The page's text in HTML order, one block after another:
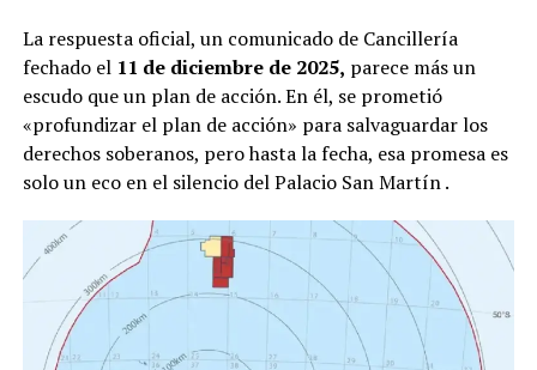
La respuesta oficial, un comunicado de Cancillería
fechado el 11 de diciembre de 2025, parece más un
escudo que un plan de acción. En él, se prometió
«profundizar el plan de acción» para salvaguardar los
derechos soberanos, pero hasta la fecha, esa promesa es
solo un eco en el silencio del Palacio San Martín.